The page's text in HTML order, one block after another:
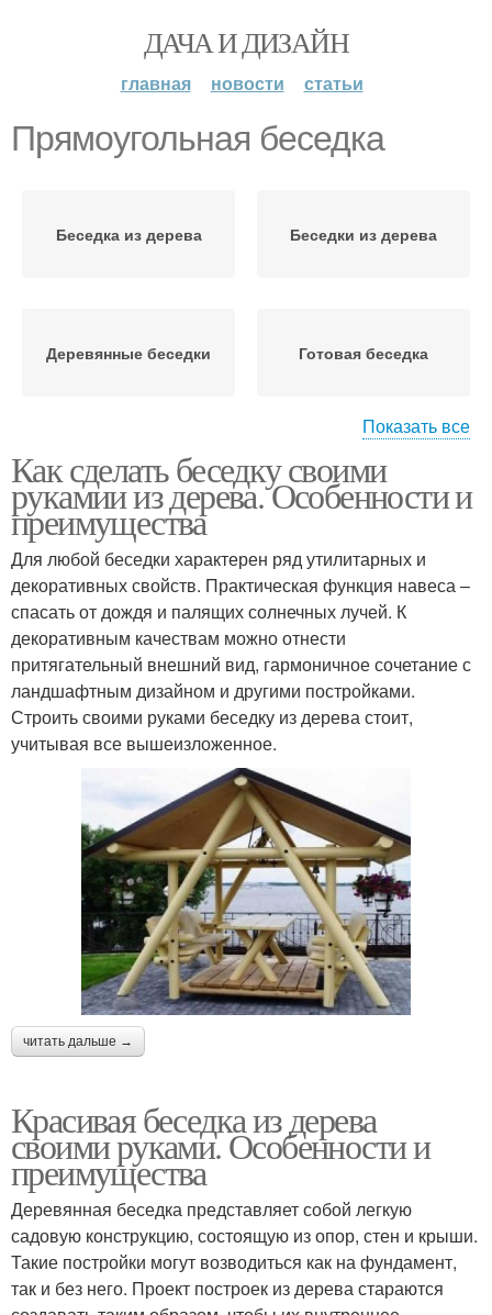
ДАЧА И ДИЗАЙН
главная новости статьи
Прямоугольная беседка
Беседка из дерева Беседки из дерева
Деревянные беседки Готовая беседка
Простая беседка Деревянная беседка
Красивая беседка Бюджетная беседка
Беседка с мангалом Беседки для дачи
Дачная беседка Беседка с террасой
Показать все
Как сделать беседку своими
рукамии из дерева. Особенности и
преимущества
Для любой беседки характерен ряд утилитарных и
декоративных свойств. Практическая функция навеса –
спасать от дождя и палящих солнечных лучей. К
декоративным качествам можно отнести
притягательный внешний вид, гармоничное сочетание с
ландшафтным дизайном и другими постройками.
Строить своими руками беседку из дерева стоит,
учитывая все вышеизложенное.
читать дальше →
Красивая беседка из дерева
своими руками. Особенности и
преимущества
Деревянная беседка представляет собой легкую
садовую конструкцию, состоящую из опор, стен и крыши.
Такие постройки могут возводиться как на фундамент,
так и без него. Проект построек из дерева стараются